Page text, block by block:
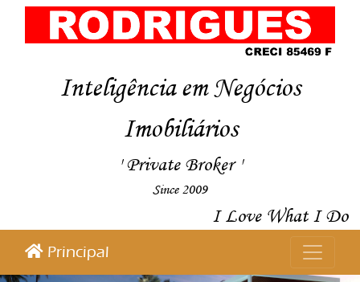
Inteligência em Negócios
Imobiliários
' Private Broker '
Since 2009
I Love What I Do
Principal